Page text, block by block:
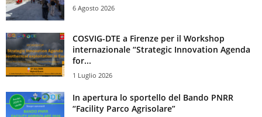
6 Agosto 2026
COSVIG-DTE a Firenze per il Workshop
internazionale “Strategic Innovation Agenda
for...
1 Luglio 2026
In apertura lo sportello del Bando PNRR
“Facility Parco Agrisolare”